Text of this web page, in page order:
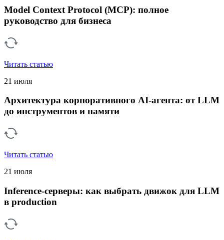
Model Context Protocol (MCP): полное
руководство для бизнеса
Читать статью
21 июля
Архитектура корпоративного AI-агента: от LLM
до инструментов и памяти
Читать статью
21 июля
Inference-серверы: как выбрать движок для LLM
в production